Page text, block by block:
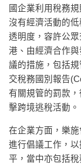
國企業利用稅務
沒有經濟活動的
透明度，容許公
港、由經濟合作
議的措施，包括
交稅務國別報告
有關規管的罰款
擊跨境逃稅活動。
在企業方面，樂
進行倡議工作，
平，當中亦包括